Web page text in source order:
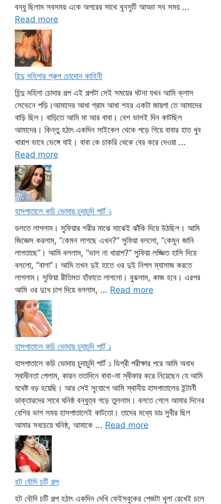
বন্ধু ছিলাম সবসময় একে অপরের সাথে খুনসুটি আড্ডা সব সময় ...
Read more
হিন্দু মহিলার গ্রুপ চোদোন কাহিনী
হিন্দু মহিলা চোদার গল্প এই গল্পটা সেই সময়ের ঘটনা যখন আমি ক্লাস
সেভেনে পড়ি।আমাদের আধা গ্রাম আধা শহর একটা জায়গা তে আমাদের
বাড়ি ছিল। বাড়িতে আমি মা আর বাবা। বেশ ভালই দিন কাটছিল
আমাদের। কিন্তু হঠাৎ একদিন সাইকেল থেকে পড়ে গিয়ে বাবার হাত খুব
খারাপ ভাবে ভেঙ্গে যাই। বাবা কে চাকরি থেকে বের করে দেওয়া ...
Read more
হাসপাতালে কচি ভোদায় চুদাচুদি পার্ট ২
ডলতে লাগলাম। সুফিয়ার শরীর মাঝে মাঝেই ঝাঁকি দিয়ে উঠছিল। আমি
জিজ্ঞেস করলাম, “কেমন লাগছে এখন?” সুফিয়া বললো, “কেমুন জানি
লাগতাছে”। আমি বললাম, “ভাল না খারাপ?” সুফিয়া লজ্জিত হাসি দিয়ে
বললো, “বালা”। আমি তখন দুই হাতে ওর দুই নিপল ম্যাসাজ করতে
লাগলাম। সুফিয়া রীতিমত হাঁফাতে লাগলো। বুঝলাম, কাজ হবে। এরপর
আমি ওর দুধে চাপ দিয়ে বললাম, ... Read more
হাসপাতালে কচি ভোদায় চুদাচুদি পার্ট ১
হাসপাতালে কচি ভোদায় চুদাচুদি পার্ট ১ ডিগ্রী পরীক্ষার পরে আমি অবাধ
স্বাধীনতা পেলাম, কারন ততদিনে বাবা-মা স্বীকার করে নিয়েছেন যে আমি
যথেষ্ট বড় হয়েছি। আর সেই সুযোগে আমি স্থানীয় হাসপাতালের ইন্টার্নী
ডাক্তারদের সাথে ঘনিষ্ঠ বন্ধুত্ব গড়ে তুললাম। বলতে গেলে আমার দিনের
বেশির ভাগ সময় হাসপাতালেই কাটতো। তাদের মধ্যে ডাঃ সুবীর ছিল
আমার সবচেয়ে ঘনিষ্ঠ, আমাকে ... Read more
হট বৌদি চটি গল্প
হট বৌদি চটি গল্প হঠাৎ একদিন দেখি ফেইসবুকের পেজটা খুলা রেখেই চলে